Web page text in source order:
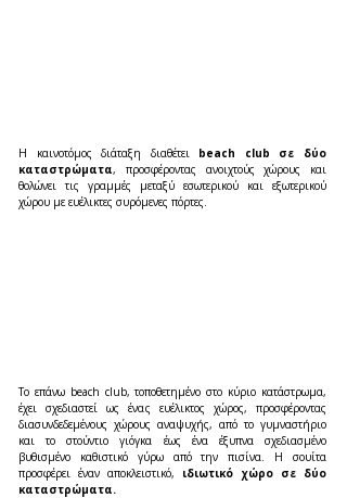
Η καινοτόμος διάταξη διαθέτει beach club σε δύο
καταστρώματα, προσφέροντας ανοιχτούς χώρους και
θολώνει τις γραμμές μεταξύ εσωτερικού και εξωτερικού
χώρου με ευέλικτες συρόμενες πόρτες.
Το επάνω beach club, τοποθετημένο στο κύριο κατάστρωμα,
έχει σχεδιαστεί ως ένας ευέλικτος χώρος, προσφέροντας
διασυνδεδεμένους χώρους αναψυχής, από το γυμναστήριο
και το στούντιο γιόγκα έως ένα έξυπνα σχεδιασμένο
βυθισμένο καθιστικό γύρω από την πισίνα. Η σουίτα
προσφέρει έναν αποκλειστικό, ιδιωτικό χώρο σε δύο
καταστρώματα.